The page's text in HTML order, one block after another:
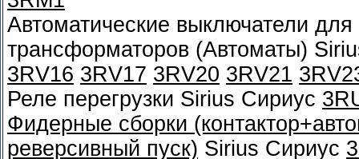
Автоматические выключатели
трансформаторов (Автоматы)
3RV16 3RV17 3RV20 3RV21
Реле перегрузки Sirius Сириус
Фидерные сборки
реверсивный пуск) Sirius Сириус